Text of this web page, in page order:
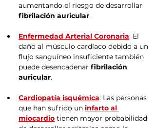
aumentando el riesgo de desarrollar
fibrilación auricular.
Enfermedad Arterial Coronaria: El
daño al músculo cardíaco debido a un
flujo sanguíneo insuficiente también
puede desencadenar fibrilación
auricular.
Cardiopatía isquémica: Las personas
que han sufrido un infarto al
miocardio tienen mayor probabilidad